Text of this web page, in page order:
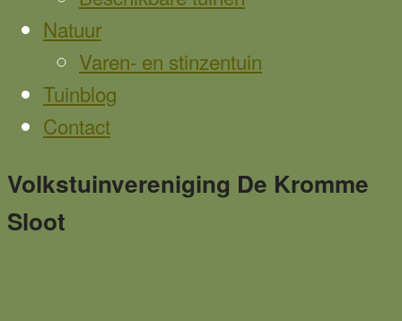
Natuur
Varen- en stinzentuin
Tuinblog
Contact
Main
Content
Volkstuinvereniging De Kromme
Sloot